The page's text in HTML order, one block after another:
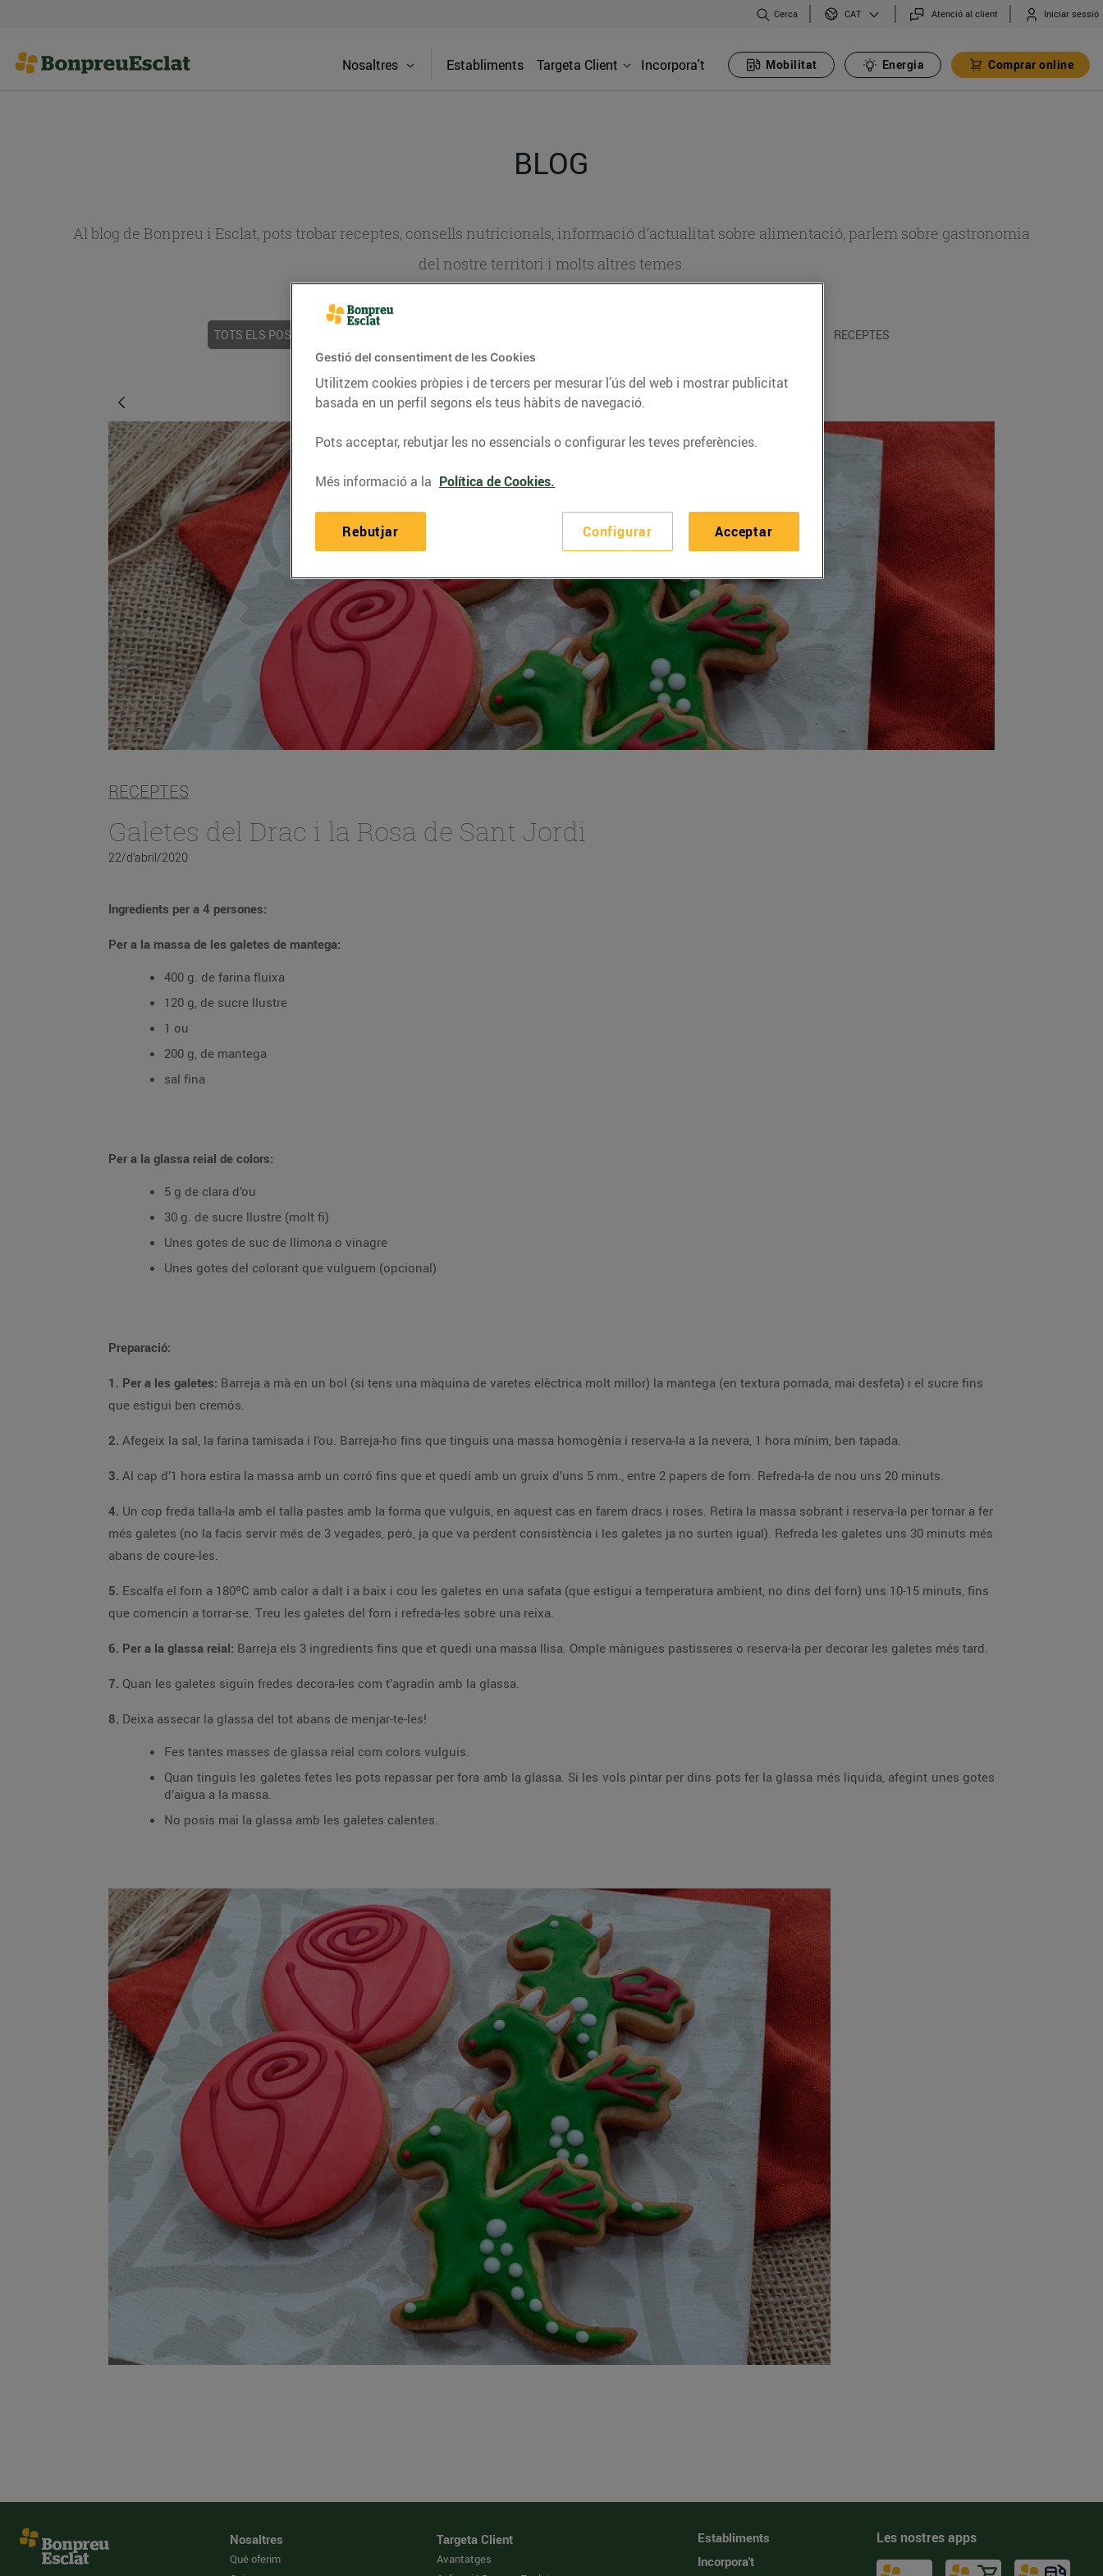
Cerca CAT Atenció al client Iniciar sessió
Nosaltres Establiments Targeta Client Incorpora't Mobilitat Energia Comprar online
BLOG
Al blog de Bonpreu i Esclat, pots trobar receptes, consells nutricionals, informació d’actualitat sobre alimentació, parlem sobre gastronomia
del nostre territori i molts altres temes.
TOTS ELS POSTS RECEPTES
RECEPTES
Galetes del Drac i la Rosa de Sant Jordi
22/d’abril/2020
Ingredients per a 4 persones:
Per a la massa de les galetes de mantega:
400 g. de farina fluixa
120 g, de sucre llustre
1 ou
200 g, de mantega
sal fina
Per a la glassa reial de colors:
5 g de clara d’ou
30 g. de sucre llustre (molt fi)
Unes gotes de suc de llimona o vinagre
Unes gotes del colorant que vulguem (opcional)
Preparació:
1. Per a les galetes: Barreja a mà en un bol (si tens una màquina de varetes elèctrica molt millor) la mantega (en textura pomada, mai desfeta) i el sucre fins
que estigui ben cremós.
2. Afegeix la sal, la farina tamisada i l’ou. Barreja-ho fins que tinguis una massa homogènia i reserva-la a la nevera, 1 hora mínim, ben tapada.
3. Al cap d’1 hora estira la massa amb un corró fins que et quedi amb un gruix d’uns 5 mm., entre 2 papers de forn. Refreda-la de nou uns 20 minuts.
4. Un cop freda talla-la amb el talla pastes amb la forma que vulguis, en aquest cas en farem dracs i roses. Retira la massa sobrant i reserva-la per tornar a fer
més galetes (no la facis servir més de 3 vegades, però, ja que va perdent consistència i les galetes ja no surten igual). Refreda les galetes uns 30 minuts més
abans de coure-les.
5. Escalfa el forn a 180ºC amb calor a dalt i a baix i cou les galetes en una safata (que estigui a temperatura ambient, no dins del forn) uns 10-15 minuts, fins
que comencin a torrar-se. Treu les galetes del forn i refreda-les sobre una reixa.
6. Per a la glassa reial: Barreja els 3 ingredients fins que et quedi una massa llisa. Omple mànigues pastisseres o reserva-la per decorar les galetes més tard.
7. Quan les galetes siguin fredes decora-les com t’agradin amb la glassa.
8. Deixa assecar la glassa del tot abans de menjar-te-les!
Fes tantes masses de glassa reial com colors vulguis.
Quan tinguis les galetes fetes les pots repassar per fora amb la glassa. Si les vols pintar per dins pots fer la glassa més liquida, afegint unes gotes
d’aigua a la massa.
No posis mai la glassa amb les galetes calentes.
Nosaltres
Què oferim
Targeta Client
Avantatges
Establiments
Incorpora't
Les nostres apps
Gestió del consentiment de les Cookies
Utilitzem cookies pròpies i de tercers per mesurar l’ús del web i mostrar publicitat
basada en un perfil segons els teus hàbits de navegació.
Pots acceptar, rebutjar les no essencials o configurar les teves preferències.
Més informació a la Política de Cookies.
Configurar
Rebutjar Acceptar